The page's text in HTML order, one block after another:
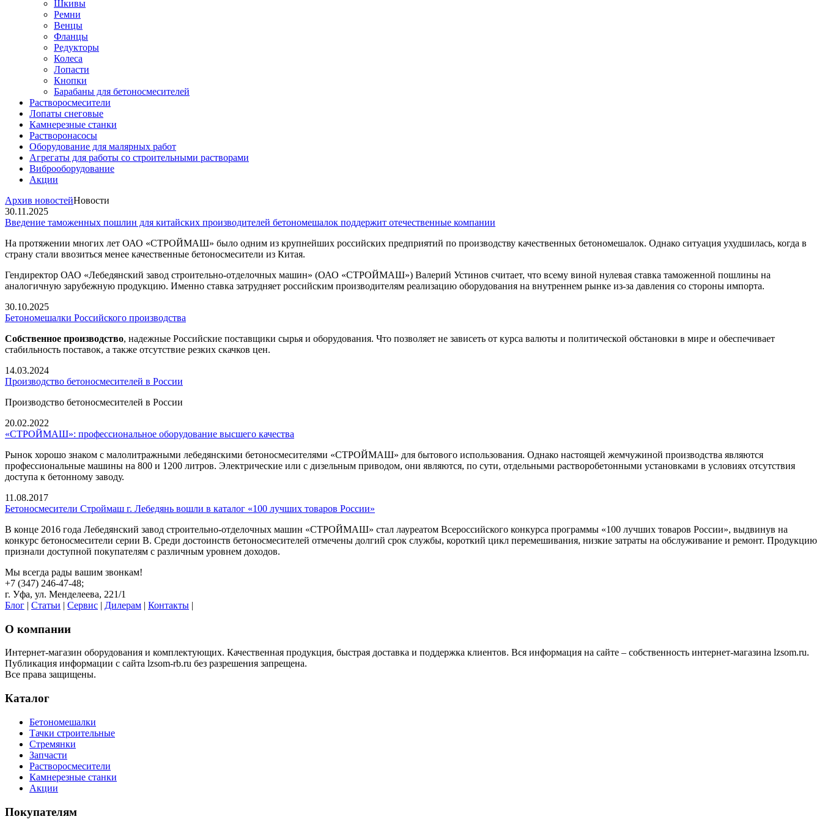
Шкивы
Ремни
Венцы
Фланцы
Редукторы
Колеса
Лопасти
Кнопки
Барабаны для бетоносмесителей
Растворосмесители
Лопаты снеговые
Камнерезные станки
Растворонасосы
Оборудование для малярных работ
Агрегаты для работы со строительными растворами
Виброоборудование
Акции
Архив новостейНовости
30.11.2025
Введение таможенных пошлин для китайских производителей бетономешалок поддержит отечественные компании
На протяжении многих лет ОАО «СТРОЙМАШ» было одним из крупнейших российских предприятий по производству качественных бетономешалок. Однако ситуация ухудшилась, когда в
страну стали ввозиться менее качественные бетоносмесители из Китая.
Гендиректор ОАО «Лебедянский завод строительно-отделочных машин» (ОАО «СТРОЙМАШ») Валерий Устинов считает, что всему виной нулевая ставка таможенной пошлины на
аналогичную зарубежную продукцию. Именно ставка затрудняет российским производителям реализацию оборудования на внутреннем рынке из-за давления со стороны импорта.
30.10.2025
Бетономешалки Российского производства
Собственное производство, надежные Российские поставщики сырья и оборудования. Что позволяет не зависеть от курса валюты и политической обстановки в мире и обеспечивает
стабильность поставок, а также отсутствие резких скачков цен.
14.03.2024
Производство бетоносмесителей в России
Производство бетоносмесителей в России
20.02.2022
«СТРОЙМАШ»: профессиональное оборудование высшего качества
Рынок хорошо знаком с малолитражными лебедянскими бетоносмесителями «СТРОЙМАШ» для бытового использования. Однако настоящей жемчужиной производства являются
профессиональные машины на 800 и 1200 литров. Электрические или с дизельным приводом, они являются, по сути, отдельными растворобетонными установками в условиях отсутствия
доступа к бетонному заводу.
11.08.2017
Бетоносмесители Строймаш г. Лебедянь вошли в каталог «100 лучших товаров России»
В конце 2016 года Лебедянский завод строительно-отделочных машин «СТРОЙМАШ» стал лауреатом Всероссийского конкурса программы «100 лучших товаров России», выдвинув на
конкурс бетоносмесители серии В. Среди достоинств бетоносмесителей отмечены долгий срок службы, короткий цикл перемешивания, низкие затраты на обслуживание и ремонт. Продукцию
признали доступной покупателям с различным уровнем доходов.
Мы всегда рады вашим звонкам!
+7 (347) 246-47-48;
г. Уфа, ул. Менделеева, 221/1
Блог | Статьи | Сервис | Дилерам | Контакты |
О компании
Интернет-магазин оборудования и комплектующих. Качественная продукция, быстрая доставка и поддержка клиентов. Вся информация на сайте – собственность интернет-магазина lzsom.ru.
Публикация информации с сайта lzsom-rb.ru без разрешения запрещена.
Все права защищены.
Каталог
Бетономешалки
Тачки строительные
Стремянки
Запчасти
Растворосмесители
Камнерезные станки
Акции
Покупателям